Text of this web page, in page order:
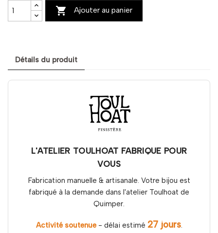
 Ajouter au panier
Détails du produit
L'ATELIER TOULHOAT FABRIQUE POUR
VOUS
Fabrication manuelle & artisanale. Votre bijou est
fabriqué à la demande dans l'atelier Toulhoat de
Quimper.
Activité soutenue- délai estimé 27 jours.